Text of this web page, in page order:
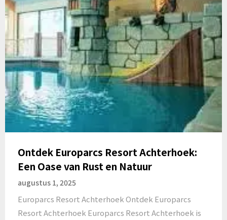
Ontdek Europarcs Resort Achterhoek:
Een Oase van Rust en Natuur
augustus 1, 2025
Europarcs Resort Achterhoek Ontdek Europarcs
Resort Achterhoek Europarcs Resort Achterhoek is